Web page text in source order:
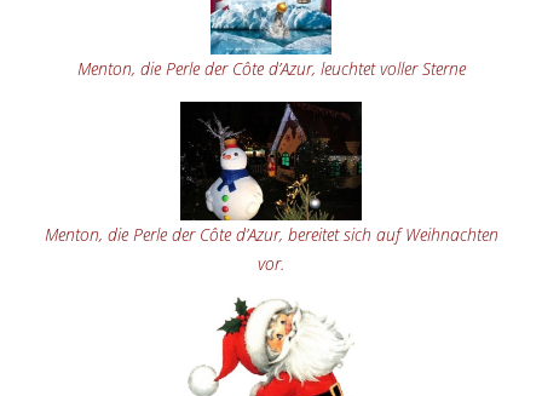
Menton, die Perle der Côte d’Azur, leuchtet voller Sterne
Menton, die Perle der Côte d’Azur, bereitet sich auf Weihnachten
vor.